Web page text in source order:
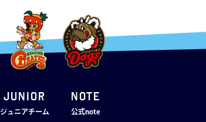
JUNIOR
ジュニアチーム
note
公式note